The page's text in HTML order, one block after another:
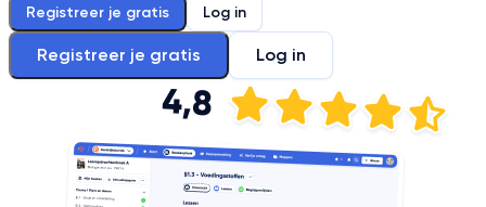
Registreer je gratis Log in
Registreer je gratis Log in